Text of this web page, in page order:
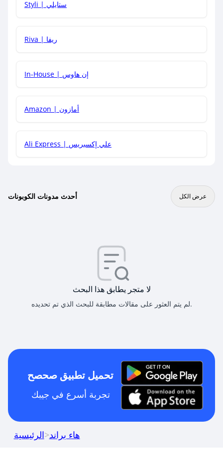
هل يمكنني جمع كود خصم مع العروض الأخرى؟
Styli | ستايلي
Riva | ريفا
In-House | إن هاوس
Amazon | أمازون
Ali Express | علي إكسبريس
أحدث مدونات الكوبونات عرض الكل
لا متجر يطابق هذا البحث
لم يتم العثور على مقالات مطابقة للبحث الذي تم تحديده.
تحميل تطبيق صحصح
تجربة أسرع في جيبك
الرئيسية>هاء براند